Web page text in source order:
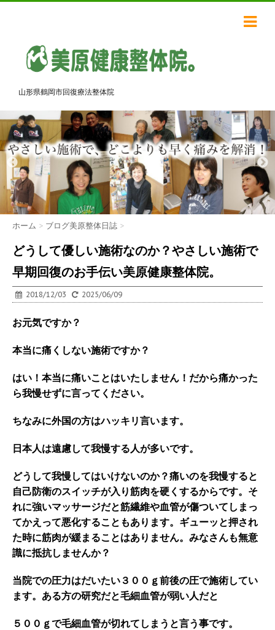
山形県鶴岡市回復療法整体院
ホーム > ブログ美原整体日誌 >
どうして優しい施術なのか？やさしい施術で
早期回復のお手伝い美原健康整体院。
2018/12/03 2025/06/09
お元気ですか？
本当に痛くしない施術ですか？
はい！本当に痛いことはいたしません！だから痛かった
ら我慢せずに言ってください。
ちなみに外国の方はハッキリ言います。
日本人は遠慮して我慢する人が多いです。
どうして我慢してはいけないのか？痛いのを我慢すると
自己防衛のスイッチが入り筋肉を硬くするからです。そ
れに強いマッサージだと筋繊維や血管が傷ついてしまっ
てかえって悪化することもあります。ギューッと押され
た時に筋肉が緩まることはありません。みなさんも無意
識に抵抗しませんか？
当院での圧力はだいたい３００ｇ前後の圧で施術してい
ます。ある方の研究だと毛細血管が弱い人だと
５００ｇで毛細血管が切れてしまうと言う事です。